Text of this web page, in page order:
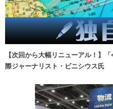
【次回から大幅リニューアル！】
際ジャーナリスト・ビニシウス氏